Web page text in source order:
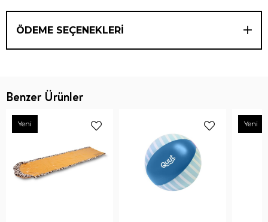
ÖDEME SEÇENEKLERI
Benzer Ürünler
Yeni Yeni